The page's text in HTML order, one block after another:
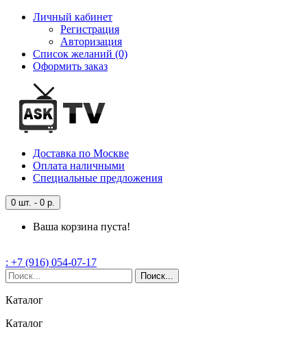
Личный кабинет
Регистрация
Авторизация
Список желаний (0)
Оформить заказ
Доставка по Москве
Оплата наличными
Специальные предложения
0 шт. - 0 р.
Ваша корзина пуста!
: +7 (916) 054-07-17
Поиск...
Каталог
Каталог